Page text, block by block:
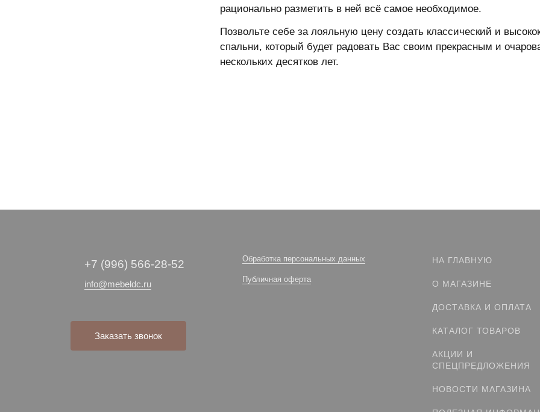
рационально разметить в ней всё самое необходимое.
Позвольте себе за лояльную цену создать классический и
спальни, который будет радовать Вас своим прекрасным и
нескольких десятков лет.
+7 (996) 566-28-52
info@mebeldc.ru
Заказать звонок
Обработка персональных данных
Публичная оферта
НА ГЛАВНУЮ
О МАГАЗИНЕ
ДОСТАВКА И ОПЛАТА
КАТАЛОГ ТОВАРОВ
АКЦИИ И
СПЕЦПРЕДЛОЖЕНИЯ
НОВОСТИ МАГАЗИНА